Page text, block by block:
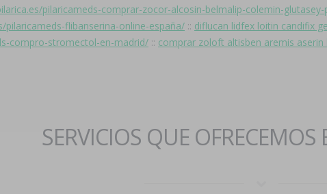
pilaricameds-comprar-zocor-alcosin-belmalip-colemin-
pilaricameds-flibanserina-online-españa/ :: diflucan lidfex loitin candifix
compro-stromectol-en-madrid/ :: comprar zoloft altisben aremis
SERVICIOS QUE